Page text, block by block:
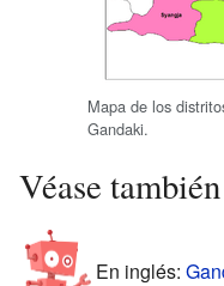
Mapa de los
Gandaki.
Véase también
En inglés: